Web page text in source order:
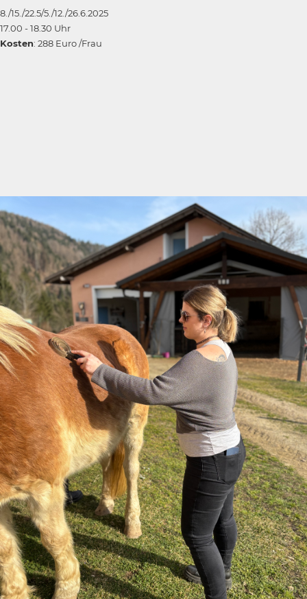
8./15./22.5/5./12./26.6.2025
17.00 - 18.30 Uhr
Kosten: 288 Euro /Frau